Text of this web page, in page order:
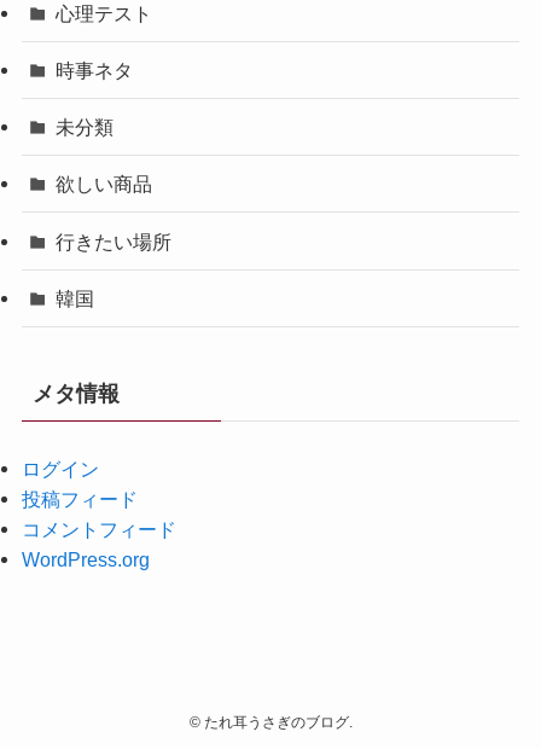
心理テスト
時事ネタ
未分類
欲しい商品
行きたい場所
韓国
メタ情報
ログイン
投稿フィード
コメントフィード
WordPress.org
©たれ耳うさぎのブログ.